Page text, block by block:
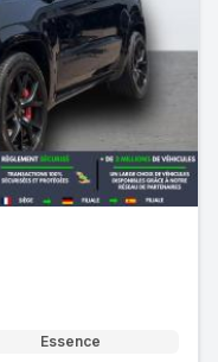
Essence